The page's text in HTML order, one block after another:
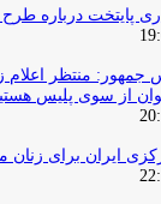
پایتخت درباره
جمهور: منتظر اعلام
از سوی پلیس
ایران برای زنان